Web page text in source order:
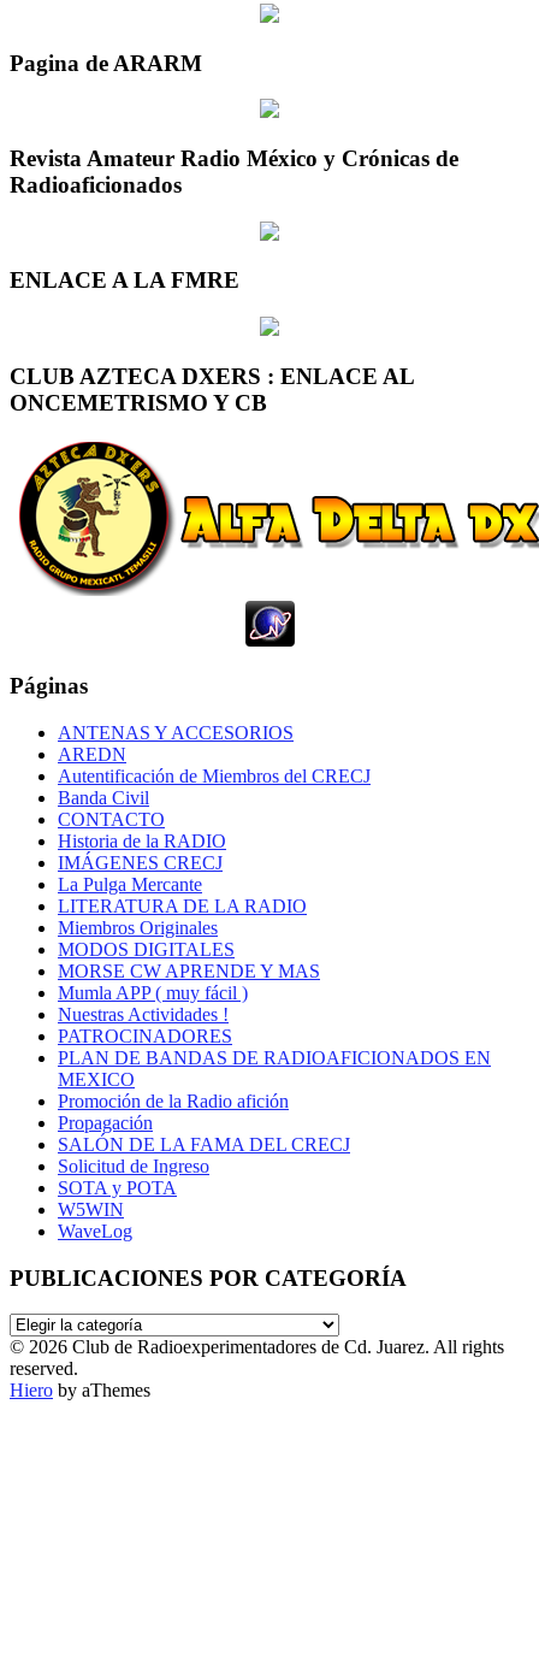
Pagina de ARARM
Revista Amateur Radio México y Crónicas de
Radioaficionados
ENLACE A LA FMRE
CLUB AZTECA DXERS : ENLACE AL
ONCEMETRISMO Y CB
Páginas
ANTENAS Y ACCESORIOS
AREDN
Autentificación de Miembros del CRECJ
Banda Civil
CONTACTO
Historia de la RADIO
IMÁGENES CRECJ
La Pulga Mercante
LITERATURA DE LA RADIO
Miembros Originales
MODOS DIGITALES
MORSE CW APRENDE Y MAS
Mumla APP ( muy fácil )
Nuestras Actividades !
PATROCINADORES
PLAN DE BANDAS DE RADIOAFICIONADOS EN
MEXICO
Promoción de la Radio afición
Propagación
SALÓN DE LA FAMA DEL CRECJ
Solicitud de Ingreso
SOTA y POTA
W5WIN
WaveLog
PUBLICACIONES POR CATEGORÍA
PUBLICACIONES
POR
CATEGORÍA
© 2026 Club de Radioexperimentadores de Cd. Juarez. All rights
reserved.
Hiero by aThemes